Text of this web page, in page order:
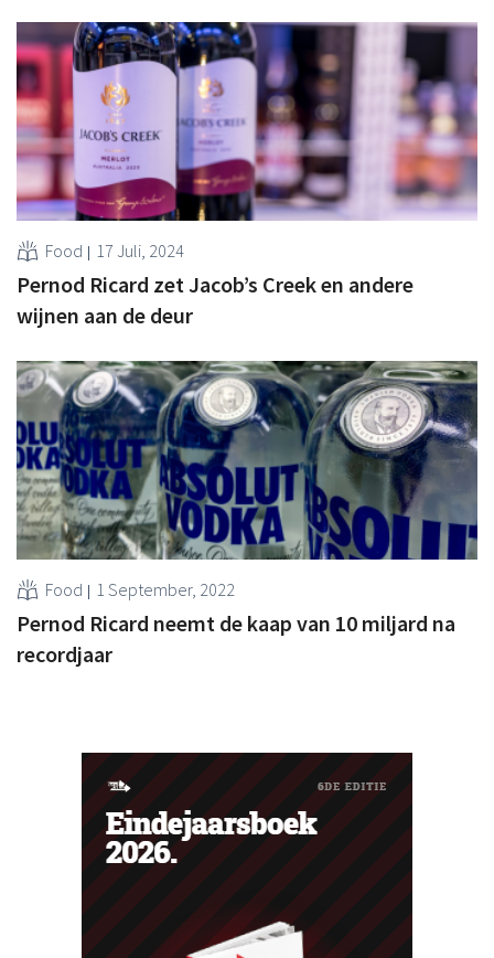
Food 17 Juli, 2024
Pernod Ricard zet Jacob’s Creek en andere
wijnen aan de deur
Food 1 September, 2022
Pernod Ricard neemt de kaap van 10 miljard na
recordjaar